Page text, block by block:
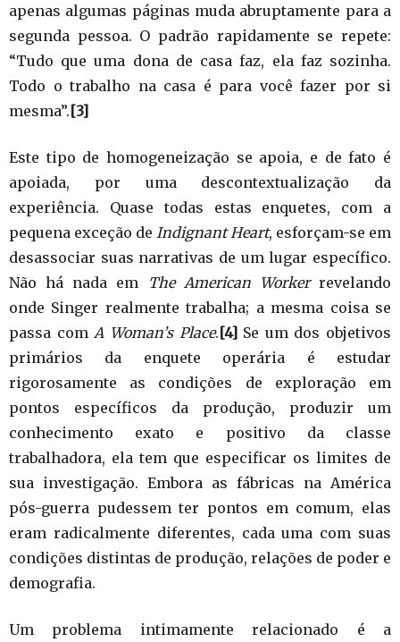
apenas algumas páginas muda abruptamente para a
segunda pessoa. O padrão rapidamente se repete:
“Tudo que uma dona de casa faz, ela faz sozinha.
Todo o trabalho na casa é para você fazer por si
mesma”.[3]
Este tipo de homogeneização se apoia, e de fato é
apoiada, por uma descontextualização da
experiência. Quase todas estas enquetes, com a
pequena exceção de Indignant Heart, esforçam-se em
desassociar suas narrativas de um lugar específico.
Não há nada em
The American Workerrevelando
onde Singer realmente trabalha; a mesma coisa se
passa com A Woman’s Place.[4]Se um dos objetivos
primários da enquete operária é estudar
rigorosamente as condições de exploração em
pontos específicos da produção, produzir um
conhecimento exato e positivo da classe
trabalhadora, ela tem que especificar os limites de
sua investigação. Embora as fábricas na América
pós-guerra pudessem ter pontos em comum, elas
eram radicalmente diferentes, cada uma com suas
condições distintas de produção, relações de poder e
demografia.
Um problema intimamente relacionado é a